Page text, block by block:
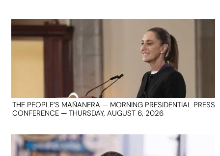
THE PEOPLE’S MAÑANERA — MORNING PRESIDENTIAL PRESS
CONFERENCE — THURSDAY, AUGUST 6, 2026